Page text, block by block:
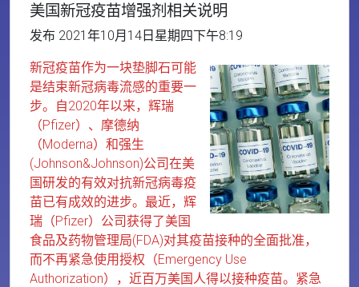
美国新冠疫苗增强剂相关说明
发布 2021年10月14日星期四下午8:19
新冠疫苗作为一块垫脚石可能
是结束新冠病毒流感的重要一
步。自2020年以来，辉瑞
（Pfizer）、摩德纳
（Moderna）和强生
(Johnson&Johnson)公司在美
国研发的有效对抗新冠病毒疫
苗已有成效的进步。最近，辉
瑞（Pfizer）公司获得了美国
食品及药物管理局(FDA)对其疫苗接种的全面批准，
而不再紧急使用授权（Emergency Use
Authorization），近百万美国人得以接种疫苗。紧急